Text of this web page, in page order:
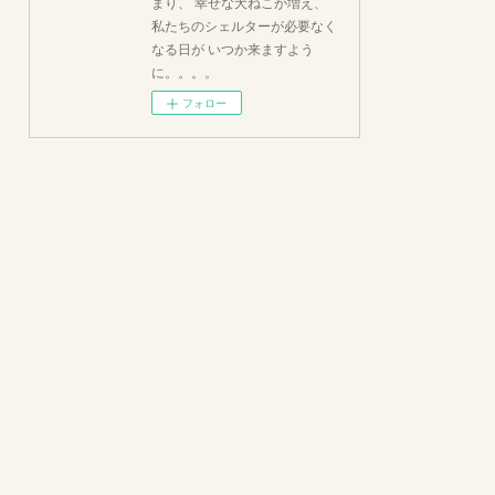
私たちのシェルターが必要なく
なる日が いつか来ますよう
に。。。。
フォロー